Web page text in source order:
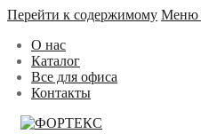
Перейти к содержимому Меню
О нас
Каталог
Все для офиса
Контакты